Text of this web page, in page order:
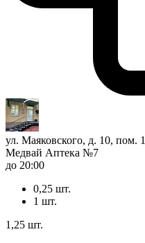
ул. Маяковского, д. 10,
Медвай Аптека №7
до 20:00
0,25 шт.
1 шт.
1,25 шт.